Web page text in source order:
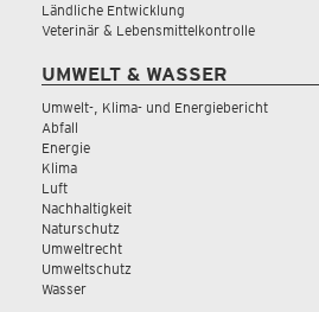
Ländliche Entwicklung
Veterinär & Lebensmittelkontrolle
UMWELT & WASSER
Umwelt-, Klima- und Energiebericht
Abfall
Energie
Klima
Luft
Nachhaltigkeit
Naturschutz
Umweltrecht
Umweltschutz
Wasser